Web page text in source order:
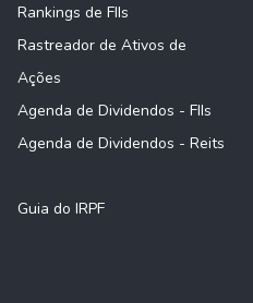
Rankings de FIIs
Rastreador de Ativos de
Ações
Agenda de Dividendos - FIIs
Agenda de Dividendos - Reits
Guia do IRPF